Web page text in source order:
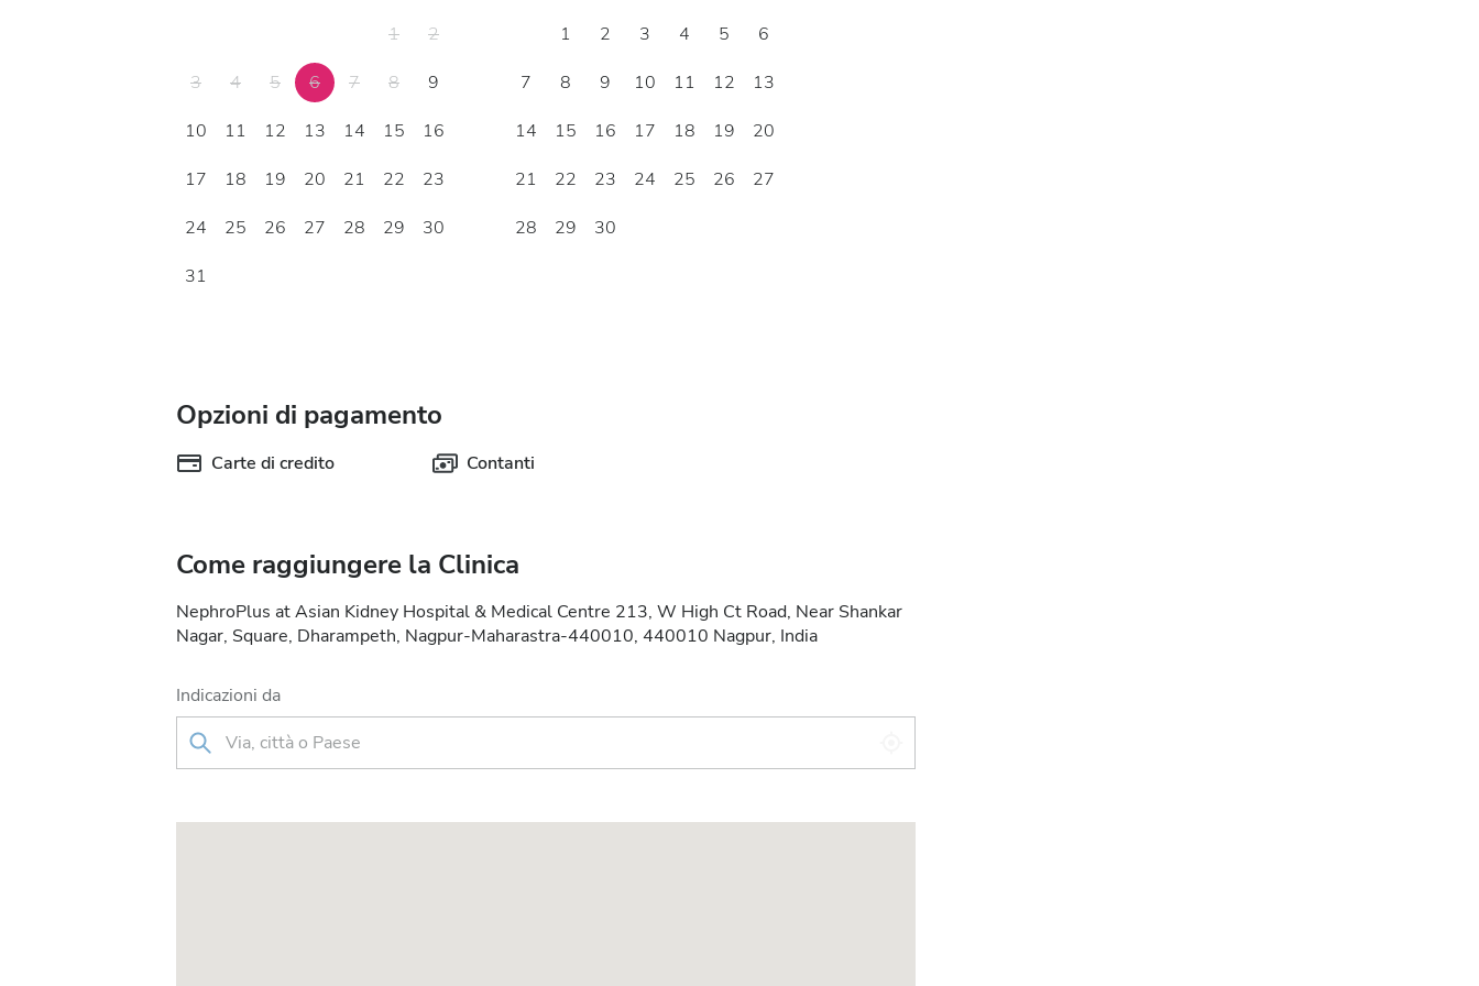
1
2
3
4 5 6 7 8
9
10
11 12 13 14 15
16
17
18 19 20 21 22
23
24
25 26 27 28 29
30
31
1 2 3 4 5
6
7
8 9 10 11 12
13
14
15 16 17 18 19
20
21
22 23 24 25 26
27
28
29 30
Opzioni di pagamento
Carte di credito Contanti
Come raggiungere la Clinica
NephroPlus at Asian Kidney Hospital & Medical Centre 213, W High Ct Road, Near Shankar
Nagar, Square, Dharampeth, Nagpur-Maharastra-440010, 440010 Nagpur, India
Indicazioni da